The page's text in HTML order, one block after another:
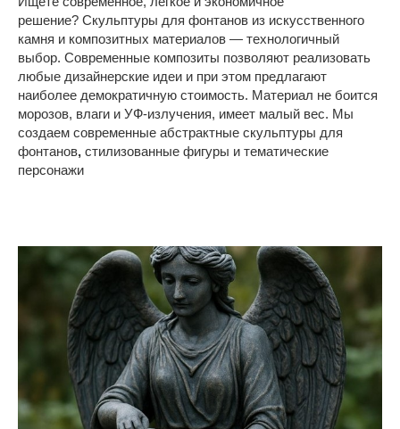
решение? Скульптуры для фонтанов из искусственного
камня и композитных материалов — технологичный
выбор. Современные композиты позволяют реализовать
любые дизайнерские идеи и при этом предлагают
наиболее демократичную стоимость. Материал не боится
морозов, влаги и УФ-излучения, имеет малый вес. Мы
создаем современные абстрактные скульптуры для
фонтанов, стилизованные фигуры и тематические
персонажи